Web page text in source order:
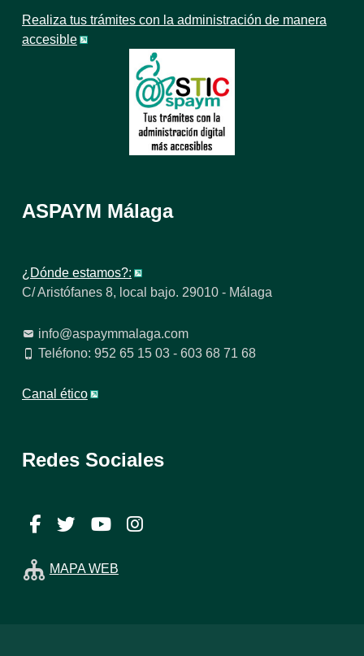
Realiza tus trámites con la administración de manera
accesible
ASPAYM Málaga
¿Dónde estamos?:
C/ Aristófanes 8, local bajo. 29010 - Málaga
info@aspaymmalaga.com
Teléfono: 952 65 15 03 - 603 68 71 68
Canal ético
Redes Sociales
Facebook
TwitterYouTube
MAPA WEB